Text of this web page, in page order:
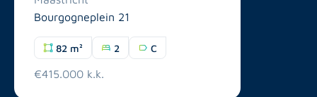
Bourgogneplein 21
82 m² 2 C
€415.000 k.k.